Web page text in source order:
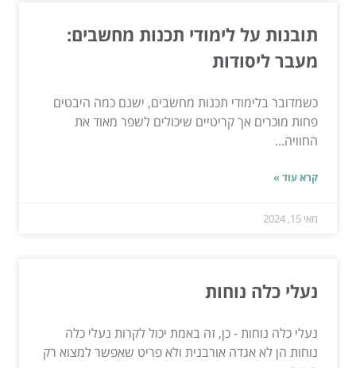
תובנות על לימודי תכנות מחשבים:
מעבר ליסודות
כשמדובר בלימודי תכנות מחשבים, ישנם כמה היבטים
פחות מוכרים אך קריטיים שיכולים לשפר מאוד את
החוויה...
קרא עוד »
מאי 15, 2024
נעלי כלה נוחות
נעלי כלה נוחות - כן, זה באמת יכול לקרות נעלי כלה
נוחות הן לא אגדה אורבנית ולא פריט שאפשר למצוא רק